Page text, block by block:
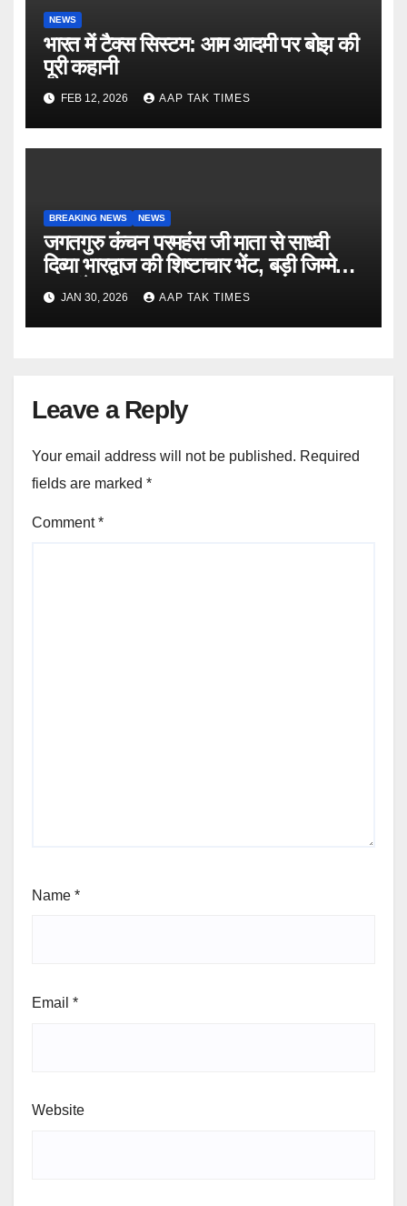
NEWS
भारत में टैक्स सिस्टम: आम आदमी पर बोझ की
पूरी कहानी
FEB 12, 2026 AAP TAK TIMES
BREAKING NEWS NEWS
जगतगुरु कंचन परमहंस जी माता से साध्वी
दिव्या भारद्वाज की शिष्टाचार भेंट, बड़ी जिम्मेदारी
का संकेत
JAN 30, 2026 AAP TAK TIMES
Leave a Reply
Your email address will not be published. Required
fields are marked *
Comment*
Name *
Email *
Website